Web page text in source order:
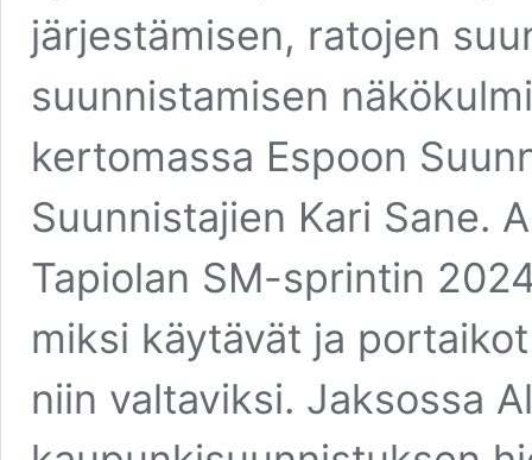
järjestämisen, ratojen
suunnistamisen
kertomassa Espoon
Suunnistajien Kari Sane.
Tapiolan SM-sprintin
miksi käytävät ja
niin valtaviksi. Jaksossa